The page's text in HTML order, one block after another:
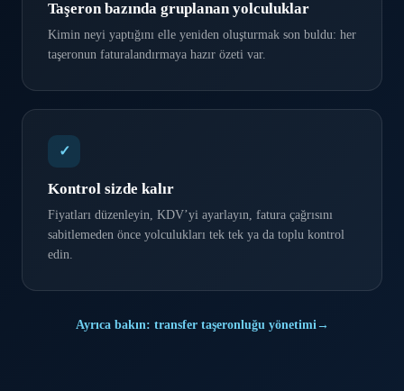
Taşeron bazında gruplanan yolculuklar
Kimin neyi yaptığını elle yeniden oluşturmak son buldu: her
taşeronun faturalandırmaya hazır özeti var.
✓
Kontrol sizde kalır
Fiyatları düzenleyin, KDV’yi ayarlayın, fatura çağrısını
sabitlemeden önce yolculukları tek tek ya da toplu kontrol
edin.
Ayrıca bakın: transfer taşeronluğu yönetimi →